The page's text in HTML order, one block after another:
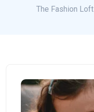
The Fashion Loft